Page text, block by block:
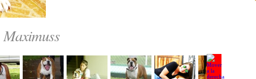
Maximuss